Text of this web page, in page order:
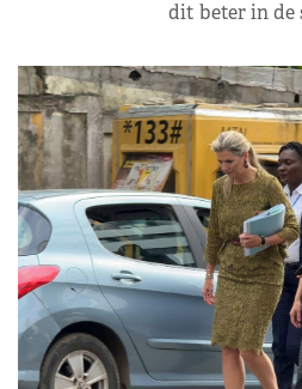
dit beter in de